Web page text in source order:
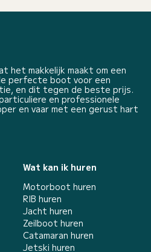
het makkelijk maakt om een
perfecte boot voor een
en dit tegen de beste prijs.
en professionele
en vaar met een gerust hart
Wat kan ik huren
Motorboot huren
RIB huren
Jacht huren
Zeilboot huren
Catamaran huren
Jetski huren